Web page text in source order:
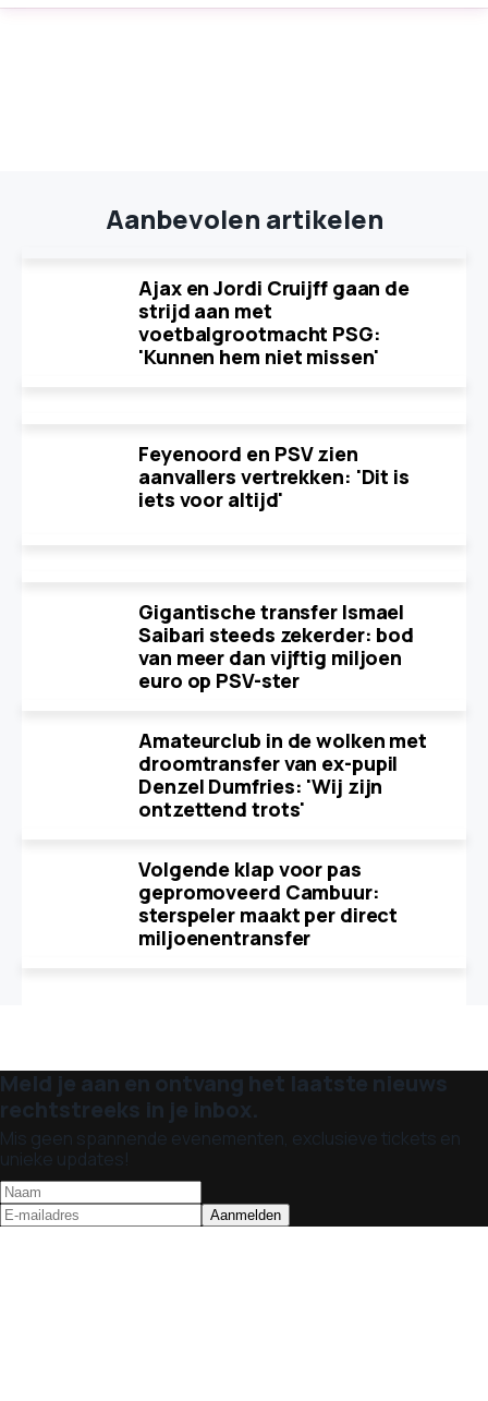
Aanbevolen artikelen
Ajax en Jordi Cruijff gaan de
strijd aan met
voetbalgrootmacht PSG:
'Kunnen hem niet missen'
Feyenoord en PSV zien
aanvallers vertrekken: 'Dit is
iets voor altijd'
Gigantische transfer Ismael
Saibari steeds zekerder: bod
van meer dan vijftig miljoen
euro op PSV-ster
Amateurclub in de wolken met
droomtransfer van ex-pupil
Denzel Dumfries: 'Wij zijn
ontzettend trots'
Volgende klap voor pas
gepromoveerd Cambuur:
sterspeler maakt per direct
miljoenentransfer
Meld je aan en ontvang het laatste nieuws
rechtstreeks in je inbox.
Mis geen spannende evenementen, exclusieve tickets en
unieke updates!